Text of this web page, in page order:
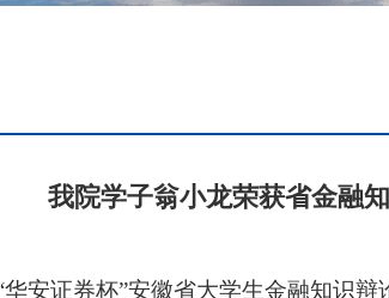
我院学子翁小龙荣获省金融
华安证券杯”安徽省大学生金融知识